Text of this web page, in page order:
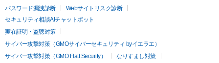
パスワード漏洩診断
Webサイトリスク診断
セキュリティ相談AIチャットボット
実在証明・盗聴対策
サイバー攻撃対策（GMOサイバーセキュリティ byイエラエ）
サイバー攻撃対策（GMO Flatt Security）
なりすまし対策